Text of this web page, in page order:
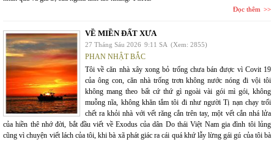
Đọc thêm
VỀ MIỀN ĐẤT XƯA
27 Tháng Sáu 2026 9:11 SA (Xem: 2855)
PHAN NHẬT BẮC
Tôi về căn nhà xây xong bỏ trống chưa bán được vì Covit 19
của ông con, căn nhà trống trơn không nước nóng đi vội tôi
không mang theo bất cứ thứ gì ngoài vài gói mì gói, không
muỗng nĩa, không khăn tắm tôi đi như người Tị nạn chạy trối
chết ra khỏi nhà với vết răng cắn trên tay, một vết cắn nhá lửa
của hiền thê nhớ đời, bắt đầu viết về Exodus của dân Do thái Việt Nam gia đình tôi lủng
cũng vì chuyện viết lách của tôi, khi bà xã phát giác ra cái quá khứ lẫy lừng gái gú của tôi bà